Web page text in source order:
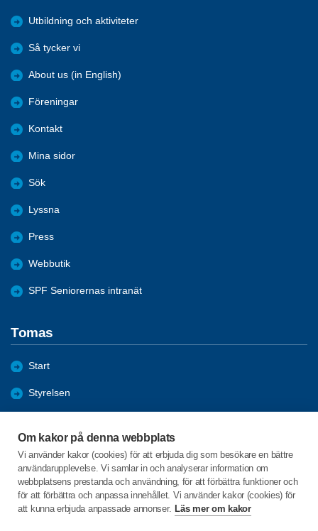
Om kakor på denna webbplats
Vi använder kakor (cookies) för att erbjuda dig som besökare en bättre
användarupplevelse. Vi samlar in och analyserar information om
webbplatsens prestanda och användning, för att förbättra funktioner och
för att förbättra och anpassa innehållet. Vi använder kakor (cookies) för
att kunna erbjuda anpassade annonser. Läs mer om kakor
Utbildning och aktiviteter
Så tycker vi
About us (in English)
Föreningar
Kontakt
Mina sidor
Sök
Lyssna
Press
Webbutik
SPF Seniorernas intranät
Tomas
Start
Styrelsen
Hänt under 2026
Arkiv
C/o:Johnny Karlsson